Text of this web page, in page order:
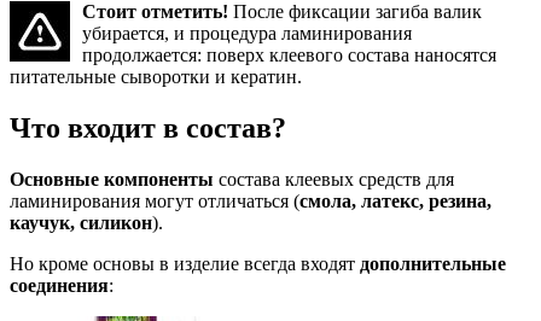
Стоит отметить! После фиксации загиба валик
убирается, и процедура ламинирования
продолжается: поверх клеевого состава наносятся
питательные сыворотки и кератин.
Что входит в состав?
Основные компоненты состава клеевых средств для
ламинирования могут отличаться (смола, латекс, резина,
каучук, силикон).
Но кроме основы в изделие всегда входят дополнительные
соединения: